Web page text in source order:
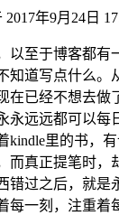
2017年9月24日
以至于博客都有
知道写点什么。
在已经不想去做
永远远都可以每
kindle里的书，
而真正提笔时，
错过之后，就是
每一刻，注重着